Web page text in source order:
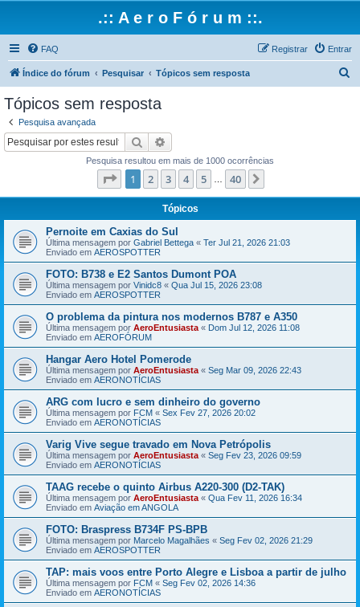
.:: A e r o F ó r u m ::.
FAQ Entrar
Registrar
Índice do fórum Pesquisar Tópicos sem resposta
Tópicos sem resposta
Pesquisa avançada
Pesquisar
Pesquisa resultou em mais de 1000 ocorrências
Página de 40
1 2 3 4 5 40
Tópicos
Pernoite em Caxias do Sul
Última mensagem por Gabriel Bettega « Ter Jul 21, 2026 21:03
Enviado em AEROSPOTTER
FOTO: B738 e E2 Santos Dumont POA
Última mensagem por Vinidc8 « Qua Jul 15, 2026 23:08
Enviado em AEROSPOTTER
O problema da pintura nos modernos B787 e A350
Última mensagem por AeroEntusiasta « Dom Jul 12, 2026 11:08
Enviado em AEROFÓRUM
Hangar Aero Hotel Pomerode
Última mensagem por AeroEntusiasta « Seg Mar 09, 2026 22:43
Enviado em AERONOTÍCIAS
ARG com lucro e sem dinheiro do governo
Última mensagem por FCM « Sex Fev 27, 2026 20:02
Enviado em AERONOTÍCIAS
Varig Vive segue travado em Nova Petrópolis
Última mensagem por AeroEntusiasta « Seg Fev 23, 2026 09:59
Enviado em AERONOTÍCIAS
TAAG recebe o quinto Airbus A220-300 (D2-TAK)
Última mensagem por AeroEntusiasta « Qua Fev 11, 2026 16:34
Enviado em Aviação em ANGOLA
FOTO: Braspress B734F PS-BPB
Última mensagem por Marcelo Magalhães « Seg Fev 02, 2026 21:29
Enviado em AEROSPOTTER
TAP: mais voos entre Porto Alegre e Lisboa a partir de julho
Última mensagem por FCM « Seg Fev 02, 2026 14:36
Enviado em AERONOTÍCIAS